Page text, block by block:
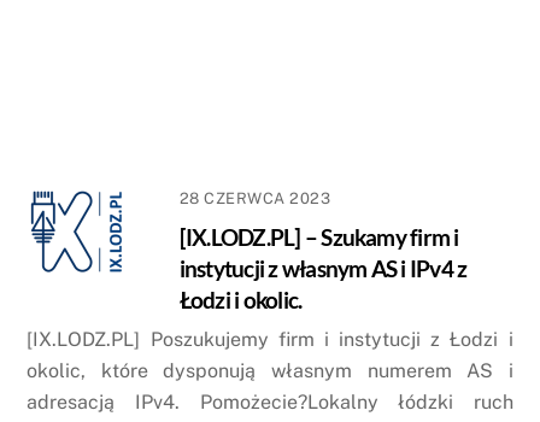
28 CZERWCA 2023
[IX.LODZ.PL] – Szukamy firm i
instytucji z własnym AS i IPv4 z
Łodzi i okolic.
[IX.LODZ.PL] Poszukujemy firm i instytucji z Łodzi i
okolic, które dysponują własnym numerem AS i
adresacją IPv4. Pomożecie?Lokalny łódzki ruch